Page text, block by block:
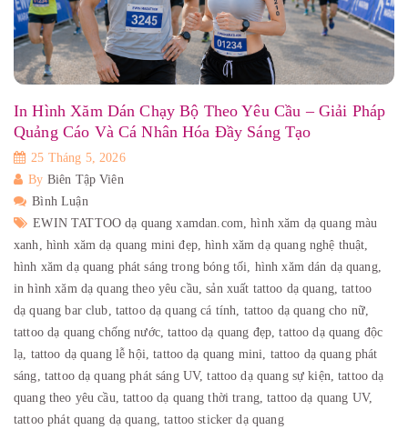
In Hình Xăm Dán Chạy Bộ Theo Yêu Cầu – Giải Pháp
Quảng Cáo Và Cá Nhân Hóa Đầy Sáng Tạo
25 Tháng 5, 2026
By Biên Tập Viên
Bình Luận
EWIN TATTOO dạ quang xamdan.com,hình xăm dạ quang màu
xanh, hình xăm dạ quang mini đẹp,hình xăm dạ quang nghệ thuật,
hình xăm dạ quang phát sáng trong bóng tối, hình xăm dán dạ quang,
in hình xăm dạ quang theo yêu cầu,sản xuất tattoo dạ quang,tattoo
dạ quang bar club, tattoo dạ quang cá tính, tattoo dạ quang cho nữ,
tattoo dạ quang chống nước,tattoo dạ quang đẹp,tattoo dạ quang độc
lạ, tattoo dạ quang lễ hội,tattoo dạ quang mini, tattoo dạ quang phát
sáng, tattoo dạ quang phát sáng UV,tattoo dạ quang sự kiện,tattoo dạ
quang theo yêu cầu,tattoo dạ quang thời trang,tattoo dạ quang UV,
tattoo phát quang dạ quang,tattoo sticker dạ quang